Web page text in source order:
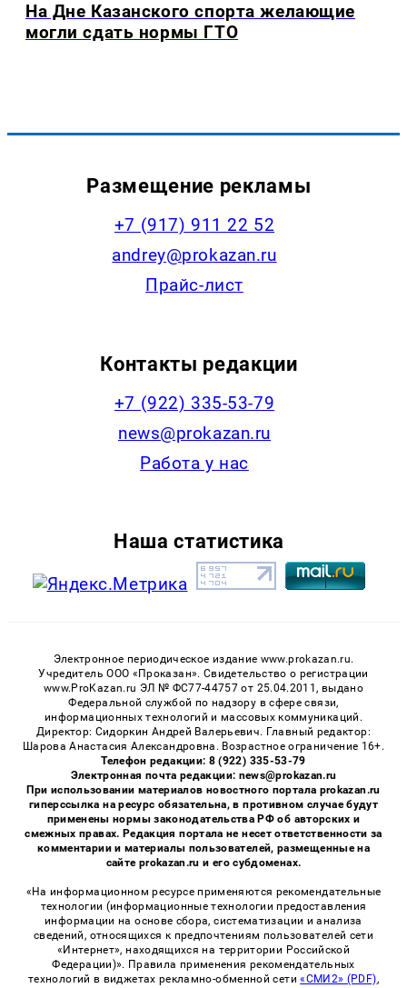
На Дне Казанского спорта желающие
могли сдать нормы ГТО
Размещение рекламы
+7 (917) 911 22 52
andrey@prokazan.ru
Прайс-лист
Контакты редакции
+7 (922) 335-53-79
news@prokazan.ru
Работа у нас
Наша статистика
Электронное периодическое издание www.prokazan.ru.
Учредитель ООО «Проказан». Cвидетельство о регистрации
www.ProKazan.ru ЭЛ № ФС77-44757 от 25.04.2011, выдано
Федеральной службой по надзору в сфере связи,
информационных технологий и массовых коммуникаций.
Директор: Сидоркин Андрей Валерьевич. Главный редактор:
Шарова Анастасия Александровна. Возрастное ограничение 16+.
Телефон редакции: 8 (922) 335-53-79
Электронная почта редакции: news@prokazan.ru
При использовании материалов новостного портала prokazan.ru
гиперссылка на ресурс обязательна, в противном случае будут
применены нормы законодательства РФ об авторских и
смежных правах. Редакция портала не несет ответственности за
комментарии и материалы пользователей, размещенные на
сайте prokazan.ru и его субдоменах.
«На информационном ресурсе применяются рекомендательные
технологии (информационные технологии предоставления
информации на основе сбора, систематизации и анализа
сведений, относящихся к предпочтениям пользователей сети
«Интернет», находящихся на территории Российской
Федерации)». Правила применения рекомендательных
технологий в виджетах рекламно-обменной сети«СМИ2» (PDF),